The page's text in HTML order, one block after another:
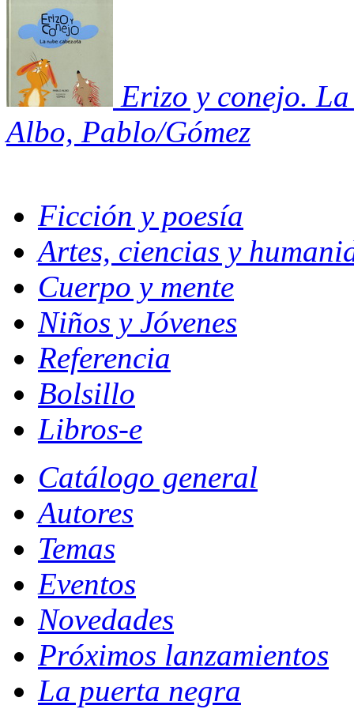
Erizo y conejo.
Albo, Pablo/Gómez
Ficción y poesía
Artes, ciencias y
Cuerpo y mente
Niños y Jóvenes
Referencia
Bolsillo
Libros-e
Catálogo general
Autores
Temas
Eventos
Novedades
Próximos lanzamientos
La puerta negra